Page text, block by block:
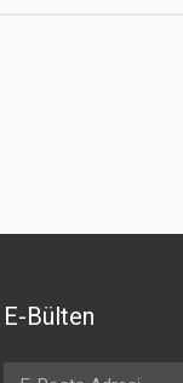
E-Bülten
Email Address